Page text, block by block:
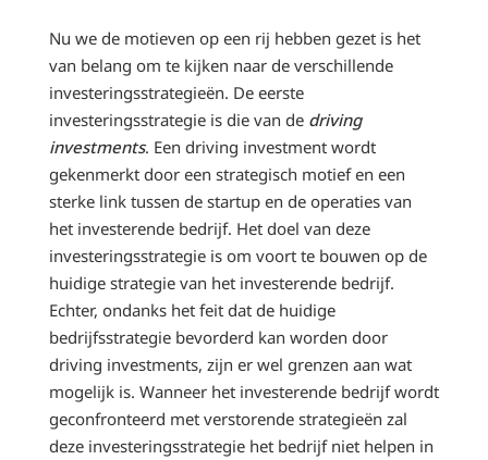
Nu we de motieven op een rij hebben gezet is het
van belang om te kijken naar de verschillende
investeringsstrategieën. De eerste
investeringsstrategie is die van de driving
investments. Een driving investment wordt
gekenmerkt door een strategisch motief en een
sterke link tussen de startup en de operaties van
het investerende bedrijf. Het doel van deze
investeringsstrategie is om voort te bouwen op de
huidige strategie van het investerende bedrijf.
Echter, ondanks het feit dat de huidige
bedrijfsstrategie bevorderd kan worden door
driving investments, zijn er wel grenzen aan wat
mogelijk is. Wanneer het investerende bedrijf wordt
geconfronteerd met verstorende strategieën zal
deze investeringsstrategie het bedrijf niet helpen in